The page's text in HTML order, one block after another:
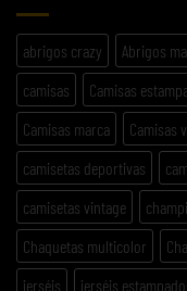
abrigos crazy Abrigos
camisas
Camisas
Camisas marca
Camisas
camisetas deportivas
camisetas vintage
Chaquetas multicolor
jerséis
jerséis